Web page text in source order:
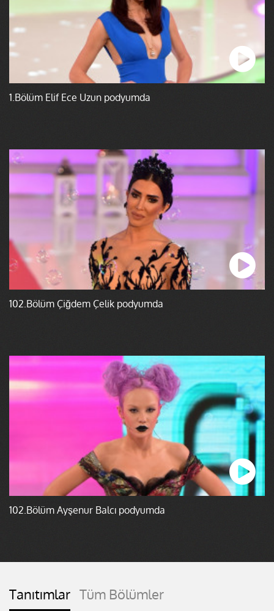
1.Bölüm Elif Ece Uzun podyumda
102.Bölüm Çiğdem Çelik podyumda
102.Bölüm Ayşenur Balcı podyumda
Tanıtımlar Tüm Bölümler